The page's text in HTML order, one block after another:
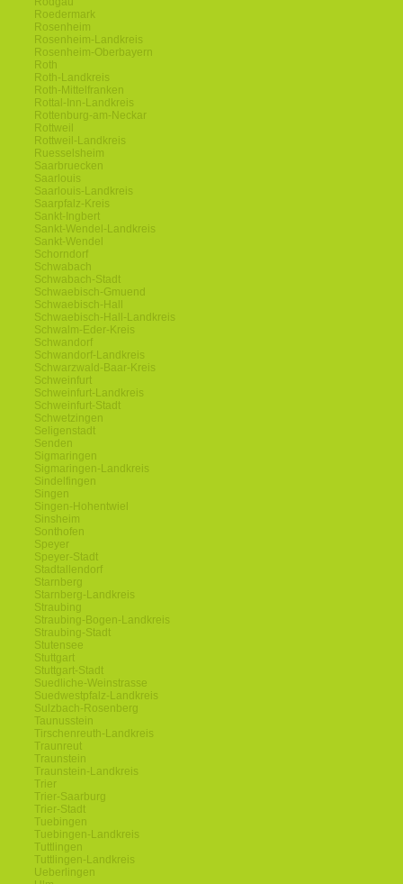
Roedermark
Rosenheim
Rosenheim-Landkreis
Rosenheim-Oberbayern
Roth
Roth-Landkreis
Roth-Mittelfranken
Rottal-Inn-Landkreis
Rottenburg-am-Neckar
Rottweil
Rottweil-Landkreis
Ruesselsheim
Saarbruecken
Saarlouis
Saarlouis-Landkreis
Saarpfalz-Kreis
Sankt-Ingbert
Sankt-Wendel-Landkreis
Sankt-Wendel
Schorndorf
Schwabach
Schwabach-Stadt
Schwaebisch-Gmuend
Schwaebisch-Hall
Schwaebisch-Hall-Landkreis
Schwalm-Eder-Kreis
Schwandorf
Schwandorf-Landkreis
Schwarzwald-Baar-Kreis
Schweinfurt
Schweinfurt-Landkreis
Schweinfurt-Stadt
Schwetzingen
Seligenstadt
Senden
Sigmaringen
Sigmaringen-Landkreis
Sindelfingen
Singen
Singen-Hohentwiel
Sinsheim
Sonthofen
Speyer
Speyer-Stadt
Stadtallendorf
Starnberg
Starnberg-Landkreis
Straubing
Straubing-Bogen-Landkreis
Straubing-Stadt
Stutensee
Stuttgart
Stuttgart-Stadt
Suedliche-Weinstrasse
Suedwestpfalz-Landkreis
Sulzbach-Rosenberg
Taunusstein
Tirschenreuth-Landkreis
Traunreut
Traunstein
Traunstein-Landkreis
Trier
Trier-Saarburg
Trier-Stadt
Tuebingen
Tuebingen-Landkreis
Tuttlingen
Tuttlingen-Landkreis
Ueberlingen